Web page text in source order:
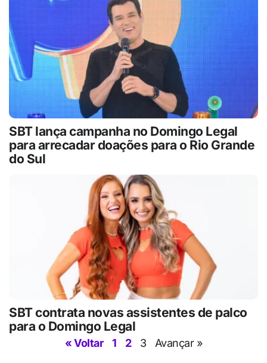
SBT lança campanha no Domingo Legal
para arrecadar doações para o Rio Grande
do Sul
SBT contrata novas assistentes de palco
para o Domingo Legal
« Voltar 1 2 3 Avançar »